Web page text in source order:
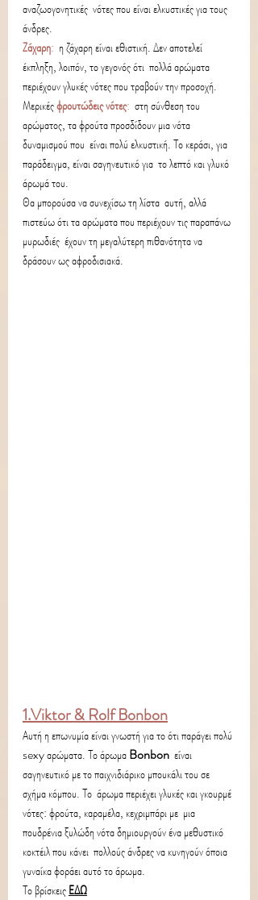
αναζωογονητικές  νότες που είναι ελκυστικές για τους
άνδρες.
Ζάχαρη:
  η ζάχαρη είναι εθιστική. Δεν αποτελεί
έκπληξη, λοιπόν, το γεγονός ότι  πολλά αρώματα
περιέχουν γλυκές νότες που τραβούν την προσοχή.
Μερικές φρουτώδεις νότες:
  στη σύνθεση του
αρώματος, τα φρούτα προσδίδουν μια νότα
δυναμισμού που  είναι πολύ ελκυστική. Το κεράσι, για
παράδειγμα, είναι σαγηνευτικό για  το λεπτό και γλυκό
άρωμά του.
Θα μπορούσα να συνεχίσω τη λίστα  αυτή, αλλά
πιστεύω ότι τα αρώματα που περιέχουν τις παραπάνω
μυρωδιές  έχουν τη μεγαλύτερη πιθανότητα να
δράσουν ως αφροδισιακά.
1.Viktor & Rolf Bonbon
Αυτή η επωνυμία είναι γνωστή για το ότι παράγει πολύ
sexy αρώματα. Το άρωμα Bonbon
  είναι
σαγηνευτικό με το παιχνιδιάρικο μπουκάλι του σε
σχήμα κόμπου. Το  άρωμα περιέχει γλυκές και γκουρμέ
νότες: φρούτα, καραμέλα, κεχριμπάρι με  μια
πουδρένια ξυλώδη νότα δημιουργούν ένα μεθυστικό
κοκτέιλ που κάνει  πολλούς άνδρες να κυνηγούν όποια
γυναίκα φοράει αυτό το άρωμα.
Το βρίσκεις ΕΔΩ